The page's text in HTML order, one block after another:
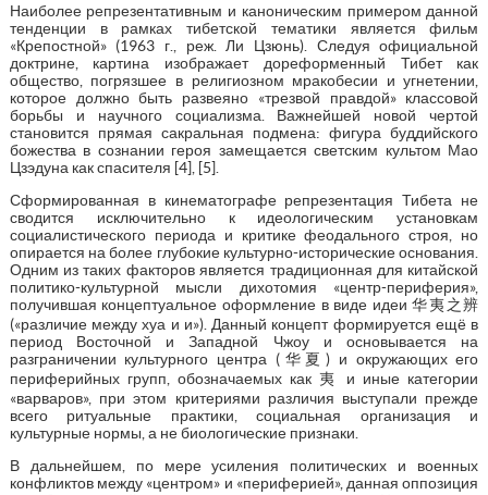
Наиболее репрезентативным и каноническим примером данной
тенденции в рамках тибетской тематики является фильм
«Крепостной» (1963 г., реж. Ли Цзюнь). Следуя официальной
доктрине, картина изображает дореформенный Тибет как
общество, погрязшее в религиозном мракобесии и угнетении,
которое должно быть развеяно «трезвой правдой» классовой
борьбы и научного социализма. Важнейшей новой чертой
становится прямая сакральная подмена: фигура буддийского
божества в сознании героя замещается светским культом Мао
Цзэдуна как спасителя [4], [5].
Сформированная в кинематографе репрезентация Тибета не
сводится исключительно к идеологическим установкам
социалистического периода и критике феодального строя, но
опирается на более глубокие культурно-исторические основания.
Одним из таких факторов является традиционная для китайской
политико-культурной мысли дихотомия «центр-периферия»,
получившая концептуальное оформление в виде идеи 华夷之辨
(«различие между хуа и и»). Данный концепт формируется ещё в
период Восточной и Западной Чжоу и основывается на
разграничении культурного центра (华夏) и окружающих его
периферийных групп, обозначаемых как 夷 и иные категории
«варваров», при этом критериями различия выступали прежде
всего ритуальные практики, социальная организация и
культурные нормы, а не биологические признаки.
В дальнейшем, по мере усиления политических и военных
конфликтов между «центром» и «периферией», данная оппозиция